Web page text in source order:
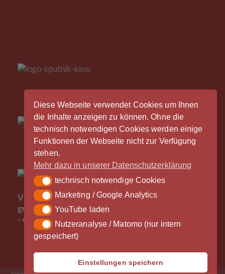
Diese Webseite verwendet Cookies um Ihnen
die Inhalte anzeigen zu können. Ohne die
technisch notwendigen Cookies werden einige
Funktionen der Webseite nicht zur Verfügung
stehen.
Mehr dazu in unserer Datenschutzerklärung
technisch notwendige Cookies
technisch notwendige Cookies
Marketing / Google Analytics
Marketing / Google Analytics
YouTube laden
YouTube laden
Nutzeranalyse / Matomo (nur intern gespeichert)
Nutzeranalyse / Matomo (nur intern
gespeichert)
Einstellungen speichern
Vinylrausch wäre nicht möglich ohne die
großzügige Unterstützung durch unsere Partner
- vielen Dank!
© Don Medien 2026 Impressum Datenschutzerklärung AGB – News und Termine Was? Wie? Wo?